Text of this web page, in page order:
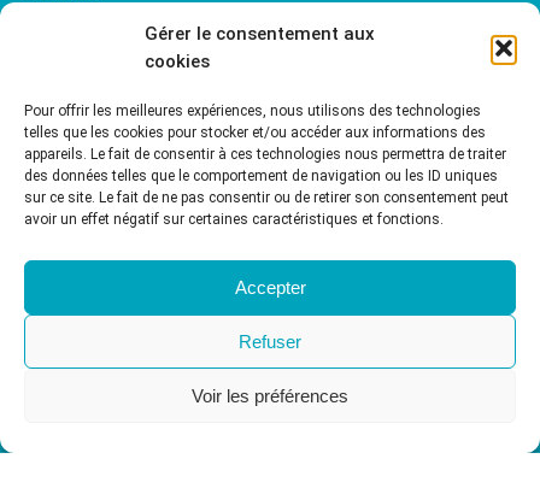
Gérer le consentement aux
cookies
Pour offrir les meilleures expériences, nous utilisons des technologies
telles que les cookies pour stocker et/ou accéder aux informations des
appareils. Le fait de consentir à ces technologies nous permettra de traiter
des données telles que le comportement de navigation ou les ID uniques
sur ce site. Le fait de ne pas consentir ou de retirer son consentement peut
avoir un effet négatif sur certaines caractéristiques et fonctions.
Accepter
Refuser
Voir les préférences